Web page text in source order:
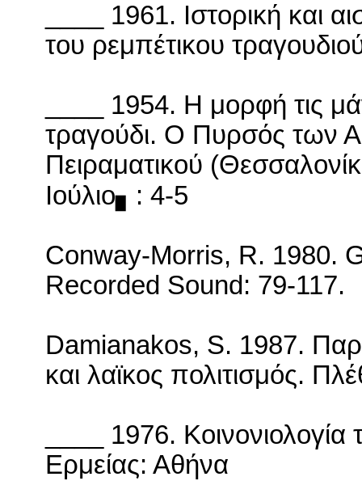
____ 1961. Ιστορική και
του ρεμπέτικου
____ 1954. Η μορφή τις
τραγούδι. Ο Πυρσός των
Πειραματικού
Ιούλιο▖: 4-5
Conway-Morris, R. 1980.
Recorded Sound: 79-117.
Damianakos, S. 1987.
και λαϊκος πολιτισμός.
____ 1976. Κοινονιολογία
Ερμείας: Αθήνα